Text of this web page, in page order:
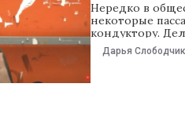
Нередко в
некоторые
кондуктору.
кондуктору.
Дарья